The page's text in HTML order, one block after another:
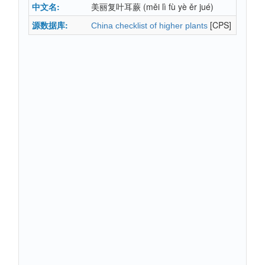
中文名: 美丽复叶耳蕨 (měi lì fù yè ěr jué)
源数据库:
China checklist of higher plants [CPS]